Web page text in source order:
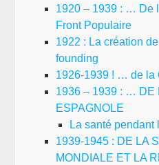
1920 – 1939 : … De
Front Populaire
1922 : La création
founding
1926-1939 ! … de la
1936 – 1939 : … DE
ESPAGNOLE
La santé
1939-1945 : DE LA
MONDIALE ET LA